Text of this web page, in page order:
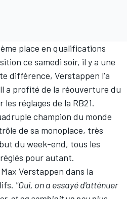
place en qualifications
ce samedi soir, il y a une
différence, Verstappen l'a
a profité de la réouverture du
réglages de la RB21.
champion du monde
de sa monoplace, très
du week-end, tous les
pour autant.
Verstappen dans la
"Oui, on a essayé d'atténuer